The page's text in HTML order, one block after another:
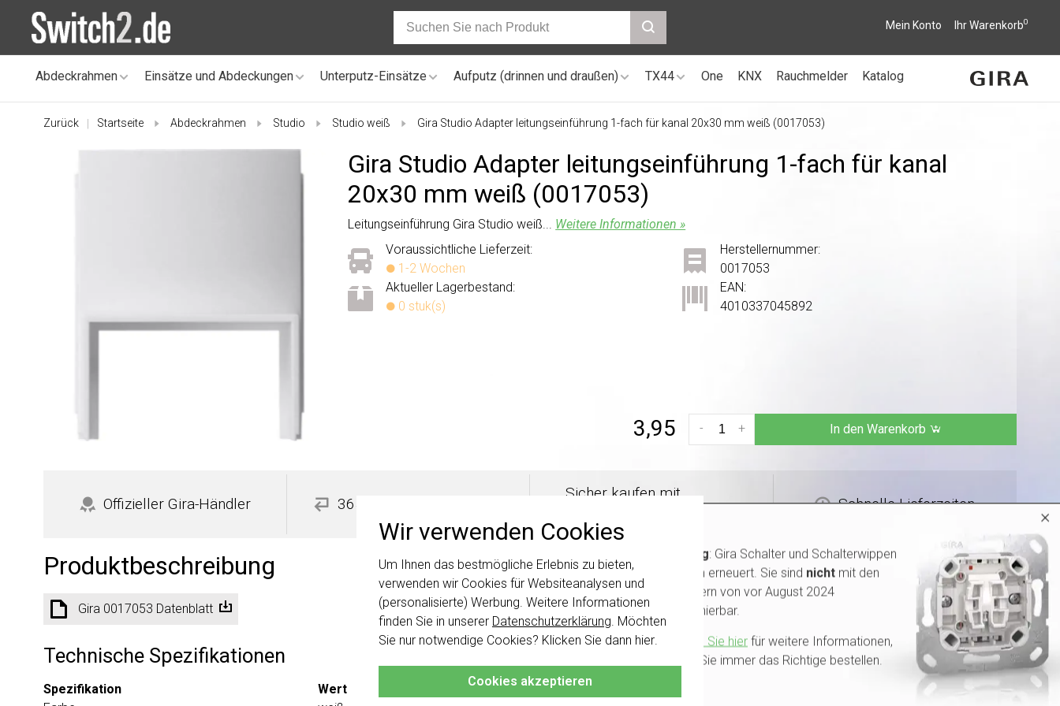
Wir verwenden Cookies
Um Ihnen das bestmögliche Erlebnis zu bieten,
verwenden wir Cookies für Websiteanalysen und
(personalisierte) Werbung. Weitere Informationen
finden Sie in unserer Datenschutzerklärung . Möchten
Sie nur notwendige Cookies? Klicken Sie dann hier
Cookies akzeptieren
Mein Konto Ihr Warenkorb0
Abdeckrahmen Einsätze und Abdeckungen Unterputz-Einsätze Aufputz (drinnen und draußen) TX44 One KNX Rauchmelder Katalog
Zurück Startseite Abdeckrahmen Studio Studio weiß Gira Studio Adapter leitungseinführung 1-fach für kanal 20x30 mm weiß (0017053)
Gira Studio Adapter leitungseinführung 1-fach für kanal
20x30 mm weiß (0017053)
Leitungseinführung Gira Studio weiß... Weitere Informationen »
Voraussichtliche Lieferzeit:
1-2 Wochen
Aktueller Lagerbestand:
0 stuk(s)
Herstellernummer:
0017053
EAN:
4010337045892
3,95 +
- In den Warenkorb
Offizieller Gira-Händler 365 Tage Rückgaberecht
Sicher kaufen mit
Schnelle Lieferzeiten
Produktbeschreibung
Gira 0017053 Datenblatt
Technische Spezifikationen
Spezifikation
Wert
×
Wichtig: Gira Schalter und Schalterwippen
wurden erneuert. Sie sind nicht mit den
Schaltern von vor August 2024
kombinierbar.
Klicken Sie hier für weitere Informationen,
damit Sie immer das Richtige bestellen.